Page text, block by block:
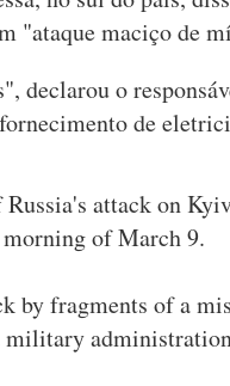
"ataque maciço de
declarou o
de
attack on
of March 9.
by fragments of a